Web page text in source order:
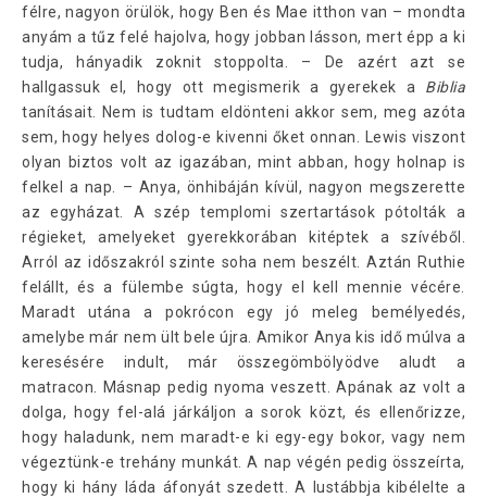
félre, nagyon örülök, hogy Ben és Mae itthon van – mondta
anyám a tűz felé hajolva, hogy jobban lásson, mert épp a ki
tudja, hányadik zoknit stoppolta. – De azért azt se
hallgassuk el, hogy ott megismerik a gyerekek a Biblia
tanításait. Nem is tudtam eldönteni akkor sem, meg azóta
sem, hogy helyes dolog-e kivenni őket onnan. Lewis viszont
olyan biztos volt az igazában, mint abban, hogy holnap is
felkel a nap. – Anya, önhibáján kívül, nagyon megszerette
az egyházat. A szép templomi szertartások pótolták a
régieket, amelyeket gyerekkorában kitéptek a szívéből.
Arról az időszakról szinte soha nem beszélt. Aztán Ruthie
felállt, és a fülembe súgta, hogy el kell mennie vécére.
Maradt utána a pokrócon egy jó meleg bemélyedés,
amelybe már nem ült bele újra. Amikor Anya kis idő múlva a
keresésére indult, már összegömbölyödve aludt a
matracon. Másnap pedig nyoma veszett. Apának az volt a
dolga, hogy fel-alá járkáljon a sorok közt, és ellenőrizze,
hogy haladunk, nem maradt-e ki egy-egy bokor, vagy nem
végeztünk-e trehány munkát. A nap végén pedig összeírta,
hogy ki hány láda áfonyát szedett. A lustábbja kibélelte a